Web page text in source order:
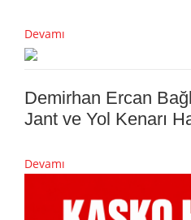
Devamı
Demirhan Ercan
Jant ve Yol Kenarı
Devamı